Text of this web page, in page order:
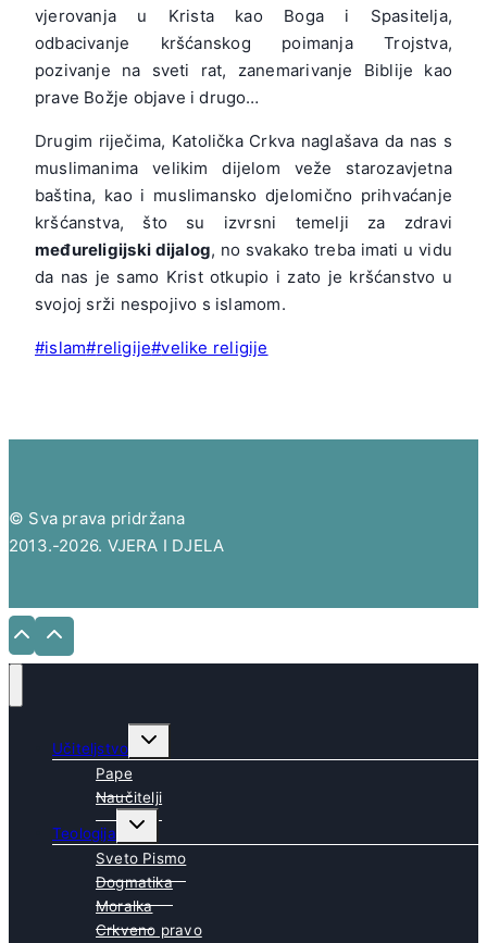
vjerovanja u Krista kao Boga i Spasitelja,
odbacivanje kršćanskog poimanja Trojstva,
pozivanje na sveti rat, zanemarivanje Biblije kao
prave Božje objave i drugo…
Drugim riječima, Katolička Crkva naglašava da nas s
muslimanima velikim dijelom veže starozavjetna
baština, kao i muslimansko djelomično prihvaćanje
kršćanstva, što su izvrsni temelji za zdravi
međureligijski dijalog, no svakako treba imati u vidu
da nas je samo Krist otkupio i zato je kršćanstvo u
svojoj srži nespojivo s islamom.
Post
#islam#religije#velike religije
© Sva prava pridržana
2013.-2026. VJERA I DJELA
Učiteljstvo
Toggle
child
Pape
Naučitelji
Teologija
Toggle
child
menu
Sveto Pismo
Dogmatika
Moralka
Crkveno pravo